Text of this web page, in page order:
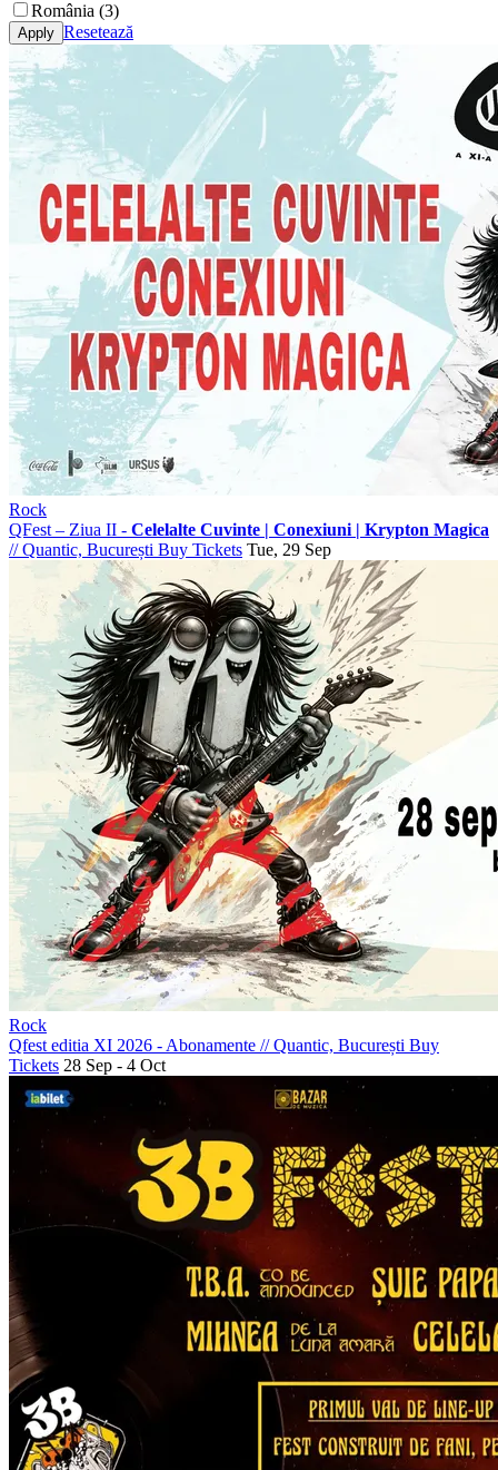
România (3)
Resetează
Rock
QFest – Ziua II - Celelalte Cuvinte | Conexiuni | Krypton Magica
//Quantic, București Buy Tickets Tue, 29 Sep
Rock
Qfest editia XI 2026 - Abonamente //Quantic, București Buy
Tickets 28 Sep - 4 Oct